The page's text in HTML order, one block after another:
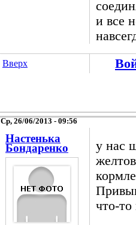
и все
Вверх
Ср, 26/06/2013 - 09:56
Настенька
Бондаренко
у нас
что-то